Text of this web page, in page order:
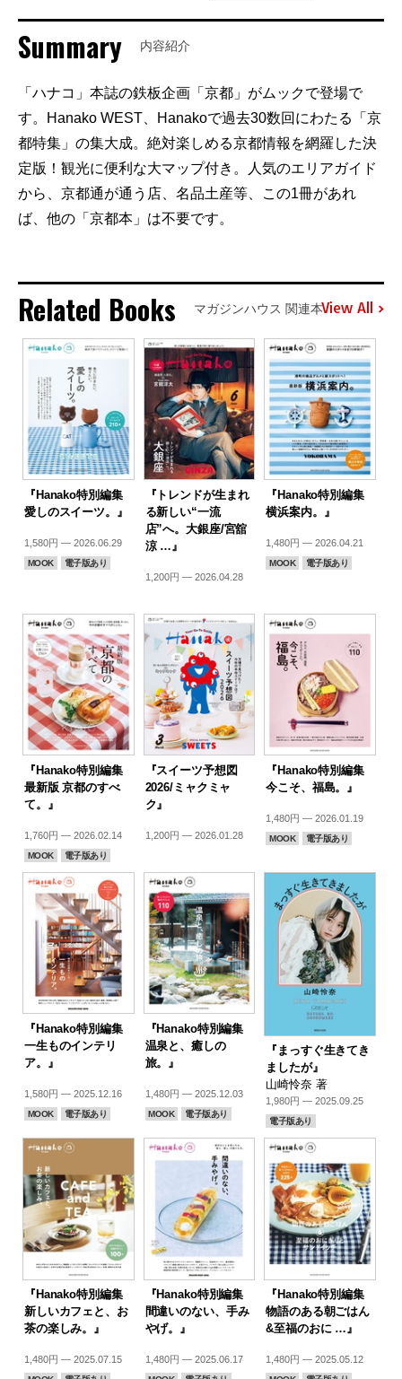
Summary 内容紹介
「ハナコ」本誌の鉄板企画「京都」がムックで登場で
す。Hanako WEST、Hanakoで過去30数回にわたる「京
都特集」の集大成。絶対楽しめる京都情報を網羅した決
定版！観光に便利な大マップ付き。人気のエリアガイド
から、京都通が通う店、名品土産等、この1冊があれ
ば、他の「京都本」は不要です。
Related Books マガジンハウス 関連本View All
『Hanako特別編集
愛しのスイーツ。』
1,580円 — 2026.06.29
MOOK 電子版あり
『トレンドが生まれ
る新しい“一流
店”へ。大銀座/宮舘
涼 …』
1,200円 — 2026.04.28
『Hanako特別編集
横浜案内。』
1,480円 — 2026.04.21
MOOK 電子版あり
『Hanako特別編集
最新版 京都のすべ
て。』
1,760円 — 2026.02.14
MOOK 電子版あり
『スイーツ予想図
2026/ミャクミャ
ク』
1,200円 — 2026.01.28
『Hanako特別編集
今こそ、福島。』
1,480円 — 2026.01.19
MOOK 電子版あり
『Hanako特別編集
一生ものインテリ
ア。』
1,580円 — 2025.12.16
MOOK 電子版あり
『Hanako特別編集
温泉と、癒しの
旅。』
1,480円 — 2025.12.03
MOOK 電子版あり
『まっすぐ生きてき
ましたが』
山崎怜奈 著
1,980円 — 2025.09.25
電子版あり
『Hanako特別編集
新しいカフェと、お
茶の楽しみ。』
1,480円 — 2025.07.15
『Hanako特別編集
間違いのない、手み
やげ。』
1,480円 — 2025.06.17
『Hanako特別編集
物語のある朝ごはん
&至福のおに …』
1,480円 — 2025.05.12